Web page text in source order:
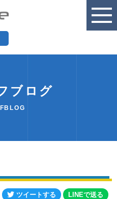
ブログ
ツイートする LINEで送る